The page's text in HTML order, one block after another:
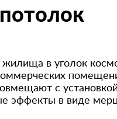
в уголок
с
эффекты в виде